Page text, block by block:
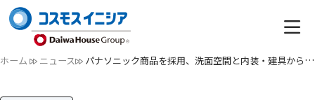
ホーム ニュース パナソニック商品を採用、洗面空間と内装・建具から住まいの価…